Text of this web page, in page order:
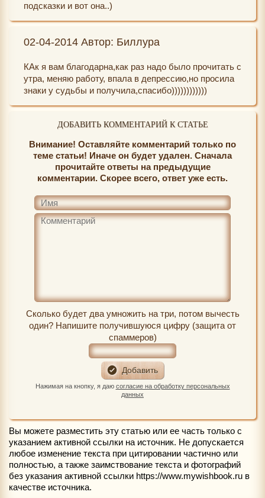
подсказки и вот она..)
02-04-2014 Автор: Биллура
КАк я вам благодарна,как раз надо было прочитать с
утра, меняю работу, впала в депрессию,но просила
знаки у судьбы и получила,спасибо))))))))))))
ДОБАВИТЬ КОММЕНТАРИЙ К СТАТЬЕ
Внимание! Оставляйте комментарий только по
теме статьи! Иначе он будет удален. Сначала
прочитайте ответы на предыдущие
комментарии. Скорее всего, ответ уже есть.
Сколько будет два умножить на три, потом вычесть
один? Напишите получившуюся цифру (защита от
спаммеров)
Нажимая на кнопку, я даю согласие на обработку персональных
данных
Вы можете разместить эту статью или ее часть только с
указанием активной ссылки на источник. Не допускается
любое изменение текста при цитировании частично или
полностью, а также заимствование текста и фотографий
без указания активной ссылки https://www.mywishbook.ru в
качестве источника.